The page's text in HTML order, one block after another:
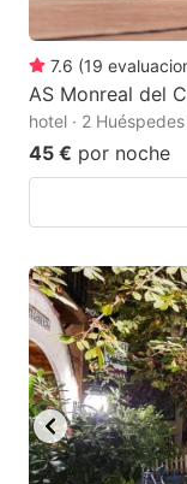
dates.
7.6 (19
AS Monreal del
hotel · 2
45 € por noche